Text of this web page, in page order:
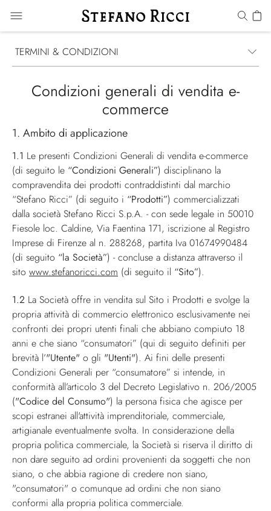
TERMINI & CONDIZIONI
Condizioni generali di vendita e-
commerce
1. Ambito di applicazione
1.1 Le presenti Condizioni Generali di vendita e-commerce
(di seguito le “Condizioni Generali”) disciplinano la
compravendita dei prodotti contraddistinti dal marchio
“Stefano Ricci” (di seguito i “Prodotti”) commercializzati
dalla società Stefano Ricci S.p.A. - con sede legale in 50010
Fiesole loc. Caldine, Via Faentina 171, iscrizione al Registro
Imprese di Firenze al n. 288268, partita Iva 01674990484
(di seguito “la Società”) - concluse a distanza attraverso il
sito www.stefanoricci.com (di seguito il “Sito”).
1.2 La Società offre in vendita sul Sito i Prodotti e svolge la
propria attività di commercio elettronico esclusivamente nei
confronti dei propri utenti finali che abbiano compiuto 18
anni e che siano “consumatori” (qui di seguito definiti per
brevità l’"Utente" o gli "Utenti"). Ai fini delle presenti
Condizioni Generali per “consumatore” si intende, in
conformità all’articolo 3 del Decreto Legislativo n. 206/2005
("Codice del Consumo") la persona fisica che agisce per
scopi estranei all'attività imprenditoriale, commerciale,
artigianale eventualmente svolta. In considerazione della
propria politica commerciale, la Società si riserva il diritto di
non dare seguito ad ordini provenienti da soggetti che non
siano, o che abbia ragione di credere non siano,
"consumatori" o comunque ad ordini che non siano
conformi alla propria politica commerciale.